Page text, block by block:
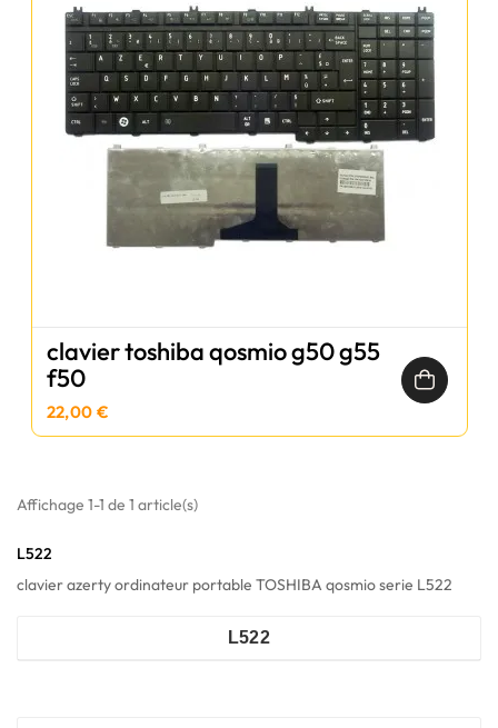
clavier toshiba qosmio g50 g55
f50
22,00 €
Affichage 1-1 de 1 article(s)
L522
clavier azerty ordinateur portable TOSHIBA qosmio serie L522
L522